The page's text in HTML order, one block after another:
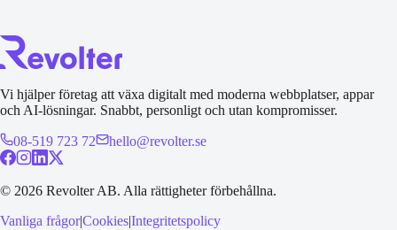
Vi hjälper företag att växa digitalt med moderna webbplatser, appar
och AI-lösningar. Snabbt, personligt och utan kompromisser.
08-519 723 72 hello@revolter.se
© 2026 Revolter AB. Alla rättigheter förbehållna.
Vanliga frågor|Cookies|Integritetspolicy